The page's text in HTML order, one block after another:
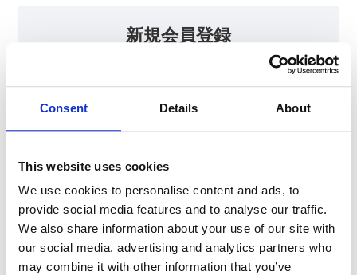
Consent Details About
This website uses cookies
We use cookies to personalise content and ads, to
provide social media features and to analyse our traffic.
We also share information about your use of our site with
our social media, advertising and analytics partners who
may combine it with other information that you’ve
新規会員登録
KOAの会員ページでは、回路設計等に​お役立ていただける最新情報
をご提供しております。​会員登録いただいた方には、各種ご案内を
メールにてお届けいたします。
【会員限定コンテンツ】
抵抗器 温度分布シミュレータ
最新技術セミナー動画・資料
KOA Thermal Design Technology